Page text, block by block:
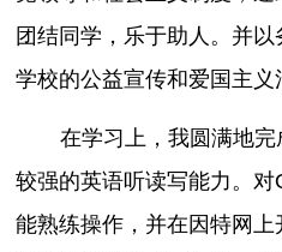
团结同学，乐于助人。并
学校的公益宣传和爱国主义
在学习上，我圆满地
较强的英语听读写能力。
能熟练操作，并在因特网